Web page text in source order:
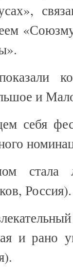
и
себя
стала
Россия).
и рано